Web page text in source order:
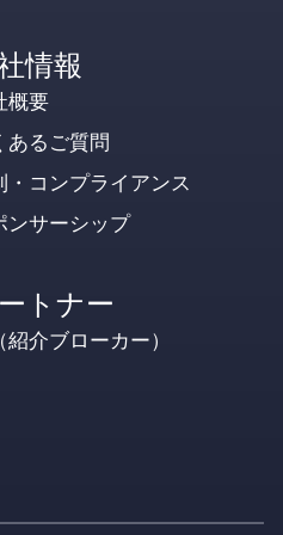
情報
概要
あるご質問
・コンプライアンス
ンサーシップ
トナー
紹介ブローカー）